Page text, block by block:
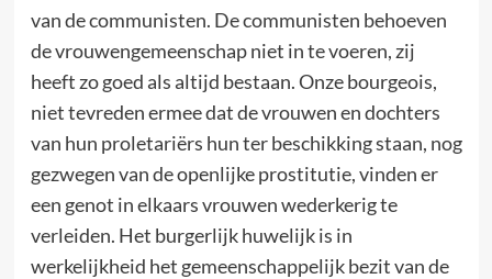
van de communisten. De communisten behoeven
de vrouwengemeenschap niet in te voeren, zij
heeft zo goed als altijd bestaan. Onze bourgeois,
niet tevreden ermee dat de vrouwen en dochters
van hun proletariërs hun ter beschikking staan, nog
gezwegen van de openlijke prostitutie, vinden er
een genot in elkaars vrouwen wederkerig te
verleiden. Het burgerlijk huwelijk is in
werkelijkheid het gemeenschappelijk bezit van de